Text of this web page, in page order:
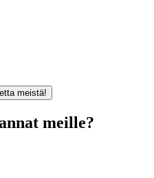
meistä!
meille?